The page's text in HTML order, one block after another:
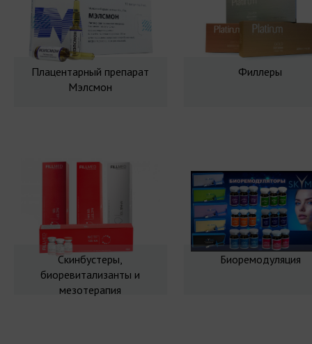
Плацентарный препарат
Мэлсмон
Филлеры
Скинбустеры,
биоревитализанты и
мезотерапия
Биоремодуляция